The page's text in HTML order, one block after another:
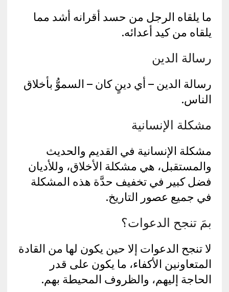
ما يلقاه الرجل من حسد أقرانه أشد مما
يلقاه من كيد أعدائه.
رسالة الدين
رسالة الدين – أي دينٍ كان – السموُّ بأخلاق
الناس.
مشكلة الإنسانية
مشكلة الإنسانية في القديم والحديث
والمستقبل، هي مشكلة الأخلاق، وللأديان
فضل كبير في تخفيف حدَّة هذه المشكلة
في جميع عصور التاريخ.
بمَ تنجح الدعوات؟
لا تنجح الدعوات إلا حين يكون لها من القادة
المتعاونين الأكفاء، ما يكون على قدر
الحاجة إليهم، والظروف المحيطة بهم.